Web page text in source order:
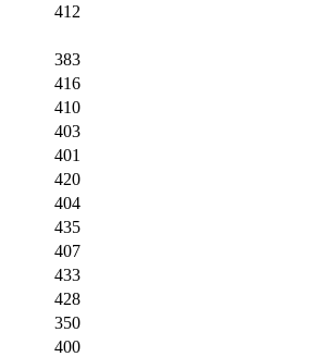
412
383
416
410
403
401
420
404
435
407
433
428
350
400